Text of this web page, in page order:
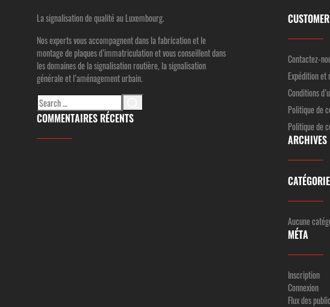
La signalisation de qualité au Luxembourg.
Nos experts vous accompagnent dans la fabrication et le
montage de plaques d’immatriculation et vous conseillent dans
les domaines de la signalisation routière, la signalisation
générale et l’aménagement urbain.
Search
for:
COMMENTAIRES RÉCENTS
Contactez-
Expédition
Conditions
Politique de
Politique de
ARCHIVES
Aucune
MÉTA
Inscription
Connexion
Flux des